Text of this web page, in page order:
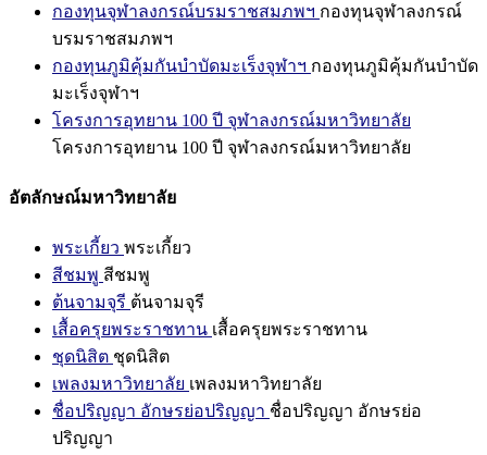
กองทุนจุฬาลงกรณ์บรมราชสมภพฯ กองทุนจุฬาลงกรณ์
บรมราชสมภพฯ
กองทุนภูมิคุ้มกันบำบัดมะเร็งจุฬาฯ กองทุนภูมิคุ้มกันบำบัด
มะเร็งจุฬาฯ
โครงการอุทยาน 100 ปี จุฬาลงกรณ์มหาวิทยาลัย
โครงการอุทยาน 100 ปี จุฬาลงกรณ์มหาวิทยาลัย
อัตลักษณ์มหาวิทยาลัย
พระเกี้ยว พระเกี้ยว
สีชมพู สีชมพู
ต้นจามจุรี ต้นจามจุรี
เสื้อครุยพระราชทาน เสื้อครุยพระราชทาน
ชุดนิสิต ชุดนิสิต
เพลงมหาวิทยาลัย เพลงมหาวิทยาลัย
ชื่อปริญญา อักษรย่อปริญญา ชื่อปริญญา อักษรย่อ
ปริญญา